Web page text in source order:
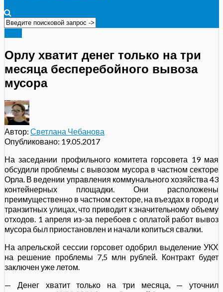
Орлу хватит денег только на три
месяца бесперебойного вывоза
мусора
Автор: Светлана Чебанова
Опубликовано: 19.05.2017
На заседании профильного комитета горсовета 19 мая
обсудили проблемы с вывозом мусора в частном секторе
Орла. В ведении управления коммунального хозяйства 43
контейнерных площадки. Они расположены
преимущественно в частном секторе, на въездах в город и
транзитных улицах, что приводит к значительному объему
отходов. 1 апреля из-за перебоев с оплатой работ вывоз
мусора был приостановлен и начали копиться свалки.
На апрельской сессии горсовет одобрил выделение УКХ
на решение проблемы 7,5 млн рублей. Контракт будет
заключен уже летом.
— Денег хватит только на три месяца, — уточнил